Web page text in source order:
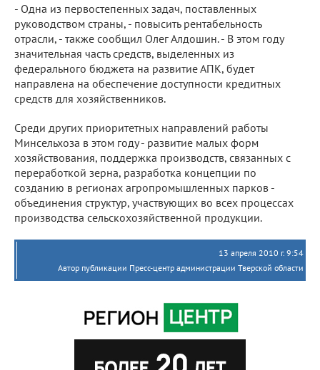
- Одна из первостепенных задач, поставленных
руководством страны, - повысить рентабельность
отрасли, - также сообщил Олег Алдошин. - В этом году
значительная часть средств, выделенных из
федерального бюджета на развитие АПК, будет
направлена на обеспечение доступности кредитных
средств для хозяйственников.
Среди других приоритетных направлений работы
Минсельхоза в этом году - развитие малых форм
хозяйствования, поддержка производств, связанных с
переработкой зерна, разработка концепции по
созданию в регионах агропромышленных парков -
объединения структур, участвующих во всех процессах
производства сельскохозяйственной продукции.
13 апреля 2010 г. 9:54
Автор публикации Пресс-центр администрации Тверской области